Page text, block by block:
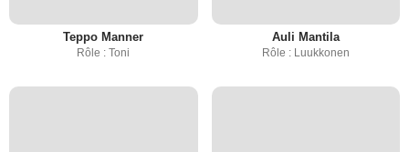
Teppo Manner
Rôle : Toni
Auli Mantila
Rôle : Luukkonen